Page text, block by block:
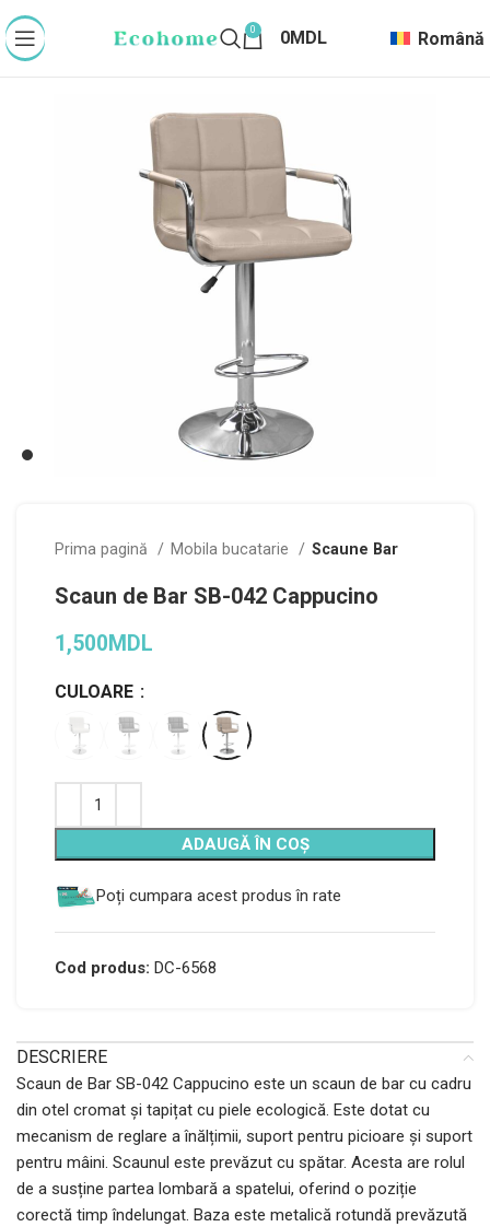
0 0MDL Română
Prima pagină Mobila bucatarie Scaune Bar
Scaun de Bar SB-042 Cappucino
1,500MDL
CULOARE
ADAUGĂ ÎN COȘ
Alternative:
Poți cumpara acest produs în rate
Cod produs: DC-6568
DESCRIERE
Scaun de Bar SB-042 Cappucino este un scaun de bar cu cadru
din otel cromat și tapițat cu piele ecologică. Este dotat cu
mecanism de reglare a înălțimii, suport pentru picioare și suport
pentru mâini. Scaunul este prevăzut cu spătar. Acesta are rolul
de a susține partea lombară a spatelui, oferind o poziție
corectă timp îndelungat. Baza este metalică rotundă prevăzută